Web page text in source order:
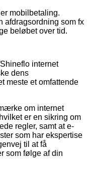
mobilbetaling.
afdragsordning som fx
beløbet over tid.
internet
dens
meste et omfattende
om internet
er en sikring om
regler, samt at e-
som har ekspertise
til at få
som følge af din